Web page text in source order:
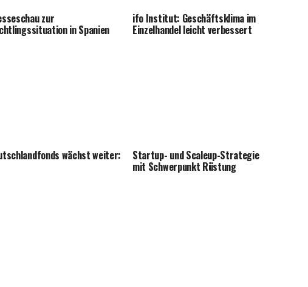
zur
in Spanien
ifo Institut: Geschäftsklima im
Einzelhandel leicht verbessert
wächst weiter: Startup- und Scaleup-Strategie
mit Schwerpunkt Rüstung